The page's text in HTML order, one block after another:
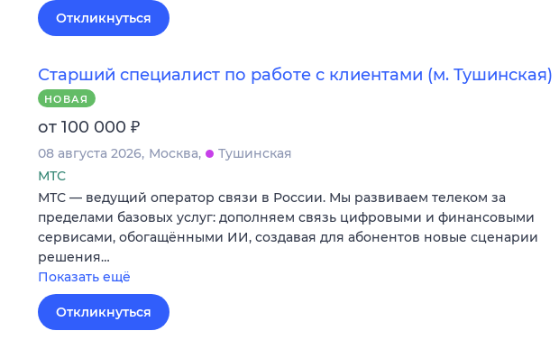
Откликнуться
Старший специалист по работе с клиентами (м. Тушинская)
НОВАЯ
от 100 000 ₽
08 августа 2026 Москва
Тушинская
МТС
МТС — ведущий оператор связи в России. Мы развиваем телеком за
пределами базовых услуг: дополняем связь цифровыми и финансовыми
сервисами, обогащёнными ИИ, создавая для абонентов новые сценарии
решения…
Показать ещё
Откликнуться